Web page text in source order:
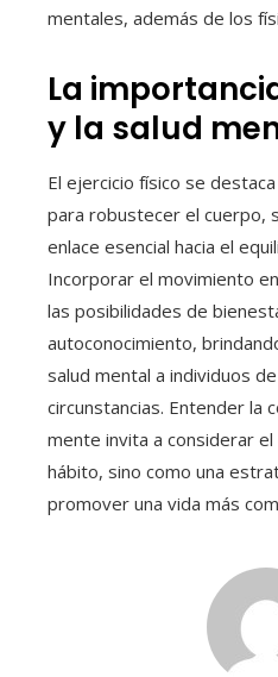
mentales, además de los
La
y la salud
El ejercicio físico se
para robustecer el cuerpo,
enlace esencial hacia el
Incorporar el movimiento
las posibilidades de
autoconocimiento,
salud mental a individuos
circunstancias. Entender la
mente invita a considerar
hábito, sino como una
promover una vida más